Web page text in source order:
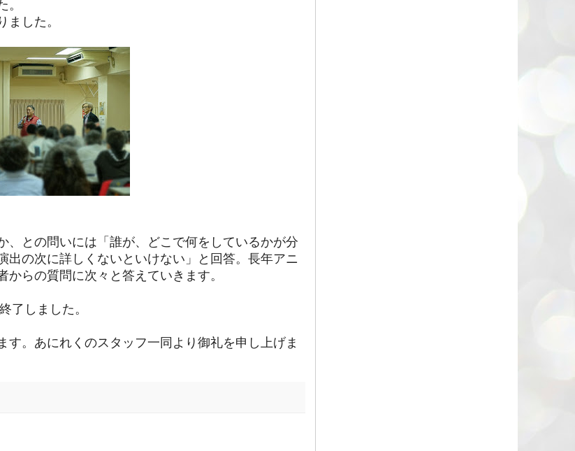
。
ました。
との問いには「誰が、どこで何をしているかが分
の次に詳しくないといけない」と回答。長年アニ
らの質問に次々と答えていきます。
了しました。
。あにれくのスタッフ一同より御礼を申し上げま